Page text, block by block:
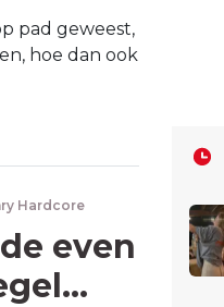
pad geweest,
hoe dan ook
Hardcore
even